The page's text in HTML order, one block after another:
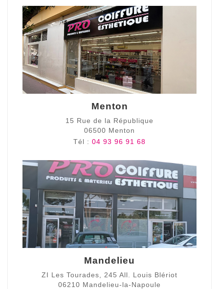
Menton
15 Rue de la République
06500 Menton
Tél : 04 93 96 91 68
Mandelieu
ZI Les Tourades, 245 All. Louis Blériot
06210 Mandelieu-la-Napoule